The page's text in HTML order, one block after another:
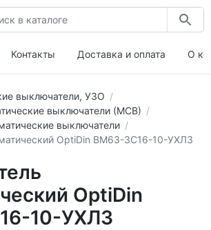
Контакты Доставка и оплата О
выключатели, УЗО
выключатели (МСВ)
выключатели
OptiDin BM63-3C16-10-УХЛ3
OptiDin
10-УХЛ3